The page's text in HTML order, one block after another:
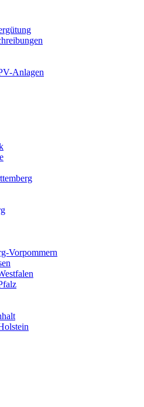
Anlagen
Vorpommern